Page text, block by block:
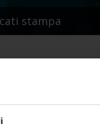
stampa